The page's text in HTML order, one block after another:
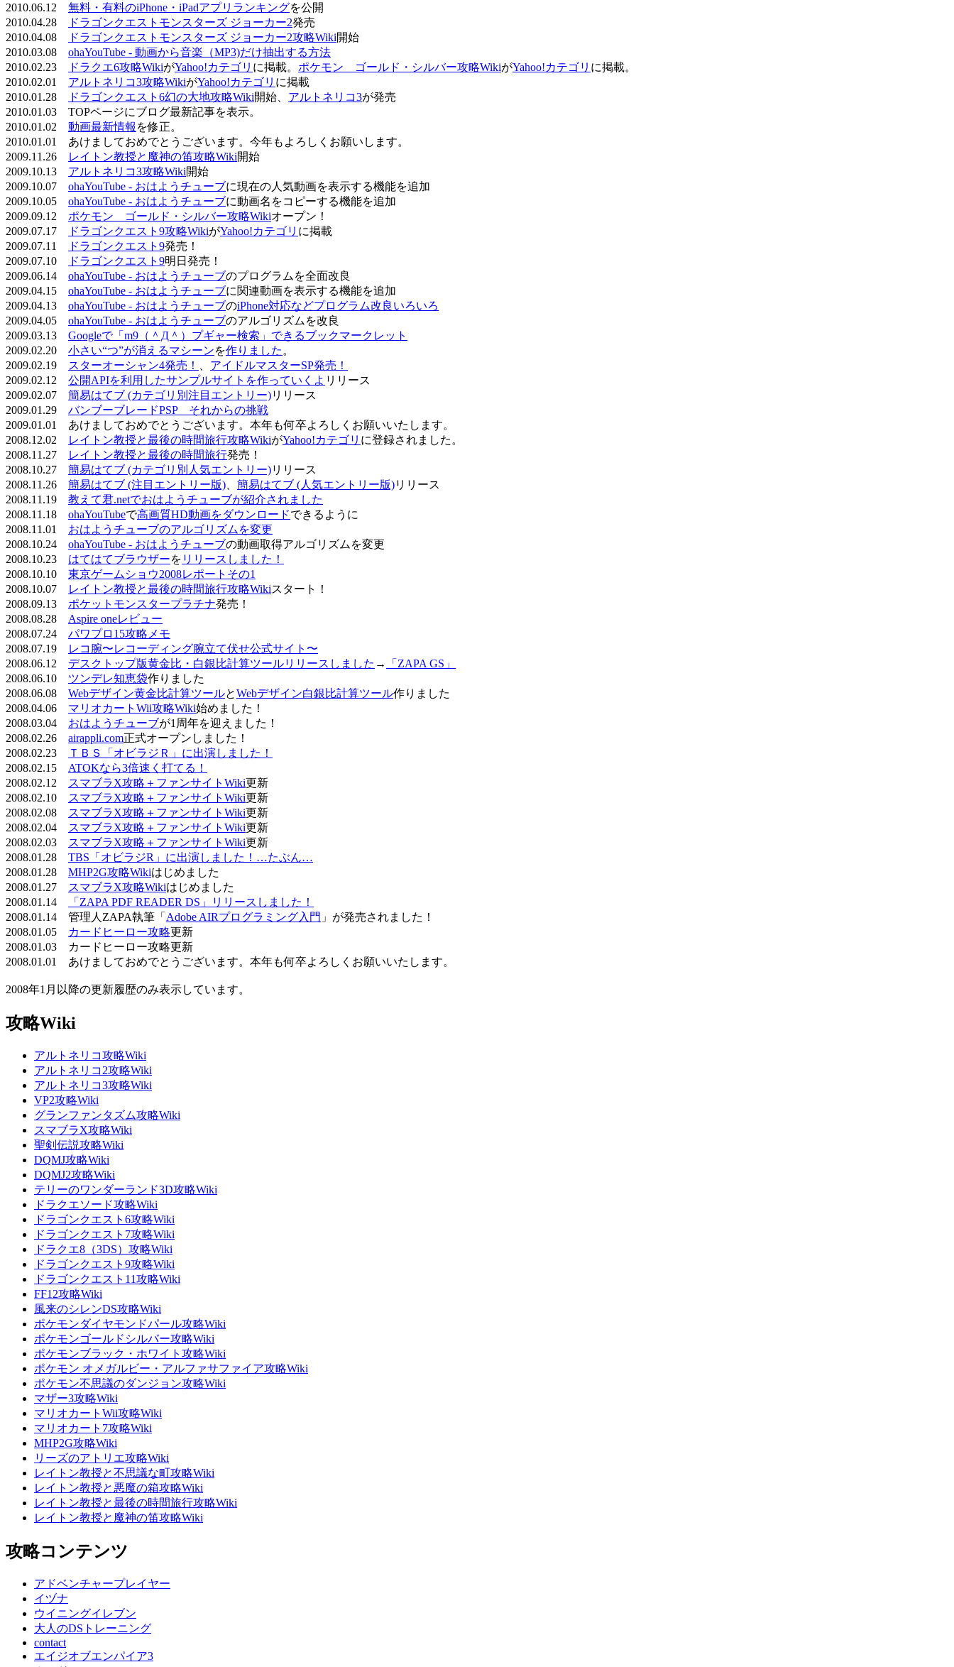
2010.06.12 無料・有料のiPhone・iPadアプリランキングを公開
2010.04.28
ドラゴンクエストモンスターズ ジョーカー2発売
2010.04.08
ドラゴンクエストモンスターズ ジョーカー2攻略Wiki開始
2010.03.08 ohaYouTube - 動画から音楽（MP3)だけ抽出する方法
2010.02.23
ドラクエ6攻略WikiがYahoo!カテゴリ に掲載。 ポケモン ゴールド・シルバー攻略WikiがYahoo!カテゴリ に掲載。
2010.02.01 アルトネリコ3攻略WikiがYahoo!カテゴリ に掲載
2010.01.28
ドラゴンクエスト6幻の大地攻略Wiki開始、 アルトネリコ3が発売
2010.01.03 TOPページにブログ最新記事を表示。
2010.01.02 動画最新情報 を修正。
2010.01.01 あけましておめでとうございます。今年もよろしくお願いします。
2009.11.26
レイトン教授と魔神の笛攻略Wiki開始
2009.10.13 アルトネリコ3攻略Wiki開始
2009.10.07 ohaYouTube - おはようチューブに現在の人気動画を表示する機能を追加
2009.10.05 ohaYouTube - おはようチューブに動画名をコピーする機能を追加
2009.09.12 ポケモン ゴールド・シルバー攻略Wikiオープン！
2009.07.17
ドラゴンクエスト9攻略WikiがYahoo!カテゴリ に掲載
2009.07.11
ドラゴンクエスト9発売！
2009.07.10
ドラゴンクエスト9明日発売！
2009.06.14 ohaYouTube - おはようチューブのプログラムを全面改良
2009.04.15 ohaYouTube - おはようチューブに関連動画を表示する機能を追加
2009.04.13 ohaYouTube - おはようチューブのiPhone対応などプログラム改良いろいろ
2009.04.05 ohaYouTube - おはようチューブのアルゴリズムを改良
2009.03.13 Googleで「m9（＾Д＾）プギャー検索」できるブックマークレット
2009.02.20 小さい“つ”が消えるマシーンを作りました 。
2009.02.19
スターオーシャン4発売！
アイドルマスターSP発売！
2009.02.12 公開APIを利用したサンプルサイトを作っていくよ リリース
2009.02.07 簡易はてブ (カテゴリ別注目エントリー)リリース
2009.01.29 バンブーブレードPSP それからの挑戦
2009.01.01 あけましておめでとうございます。本年も何卒よろしくお願いいたします。
2008.12.02
レイトン教授と最後の時間旅行攻略WikiがYahoo!カテゴリ に登録されました。
2008.11.27
レイトン教授と最後の時間旅行発売！
2008.10.27 簡易はてブ (カテゴリ別人気エントリー)リリース
2008.11.26 簡易はてブ (注目エントリー版) 簡易はてブ (人気エントリー版)リリース
2008.11.19 教えて君.netでおはようチューブが紹介されました
2008.11.18 ohaYouTubeで高画質HD動画をダウンロードできるように
2008.11.01 おはようチューブのアルゴリズムを変更
2008.10.24 ohaYouTube - おはようチューブの動画取得アルゴリズムを変更
2008.10.23 はてはてブラウザーを リリースしました！
2008.10.10 東京ゲームショウ2008レポートその1
2008.10.07
レイトン教授と最後の時間旅行攻略Wikiスタート！
2008.09.13 ポケットモンスタープラチナ発売！
2008.08.28 Aspire oneレビュー
2008.07.24 パワプロ15攻略メモ
2008.07.19
レコ腕〜レコーディング腕立て伏せ公式サイト〜
2008.06.12 デスクトップ版黄金比・白銀比計算ツールリリースしました →
「ZAPA GS」
2008.06.10 ツンデレ知恵袋作りました
2008.06.08 Webデザイン黄金比計算ツールとWebデザイン白銀比計算ツール作りました
2008.04.06 マリオカートWii攻略Wiki始めました！
2008.03.04 おはようチューブが1周年を迎えました！
2008.02.26 airappli.com正式オープンしました！
2008.02.23
ＴＢＳ「オビラジＲ」に出演しました！
2008.02.15 ATOKなら3倍速く打てる！
2008.02.12
スマブラX攻略＋ファンサイトWiki更新
2008.02.10
スマブラX攻略＋ファンサイトWiki更新
2008.02.08
スマブラX攻略＋ファンサイトWiki更新
2008.02.04
スマブラX攻略＋ファンサイトWiki更新
2008.02.03
スマブラX攻略＋ファンサイトWiki更新
2008.01.28 TBS「オビラジR」に出演しました！…たぶん…
2008.01.28 MHP2G攻略Wikiはじめました
2008.01.27
スマブラX攻略Wikiはじめました
2008.01.14
「ZAPA PDF READER DS」リリースしました！
2008.01.14 管理人ZAPA執筆「 Adobe AIRプログラミング入門 」が発売されました！
2008.01.05
カードヒーロー攻略更新
2008.01.03 カードヒーロー攻略更新
2008.01.01 あけましておめでとうございます。本年も何卒よろしくお願いいたします。
2008年1月以降の更新履歴のみ表示しています。
攻略Wiki
アルトネリコ攻略Wiki
アルトネリコ2攻略Wiki
アルトネリコ3攻略Wiki
VP2攻略Wiki
グランファンタズム攻略Wiki
スマブラX攻略Wiki
聖剣伝説攻略Wiki
DQMJ攻略Wiki
DQMJ2攻略Wiki
テリーのワンダーランド3D攻略Wiki
ドラクエソード攻略Wiki
ドラゴンクエスト6攻略Wiki
ドラゴンクエスト7攻略Wiki
ドラクエ8（3DS）攻略Wiki
ドラゴンクエスト9攻略Wiki
ドラゴンクエスト11攻略Wiki
FF12攻略Wiki
風来のシレンDS攻略Wiki
ポケモンダイヤモンドパール攻略Wiki
ポケモンゴールドシルバー攻略Wiki
ポケモンブラック・ホワイト攻略Wiki
ポケモン オメガルビー・アルファサファイア攻略Wiki
ポケモン不思議のダンジョン攻略Wiki
マザー3攻略Wiki
マリオカートWii攻略Wiki
マリオカート7攻略Wiki
MHP2G攻略Wiki
リーズのアトリエ攻略Wiki
レイトン教授と不思議な町攻略Wiki
レイトン教授と悪魔の箱攻略Wiki
レイトン教授と最後の時間旅行攻略Wiki
レイトン教授と魔神の笛攻略Wiki
攻略コンテンツ
アドベンチャープレイヤー
イヅナ
ウイニングイレブン
大人のDSトレーニング
contact
エイジオブエンパイア3